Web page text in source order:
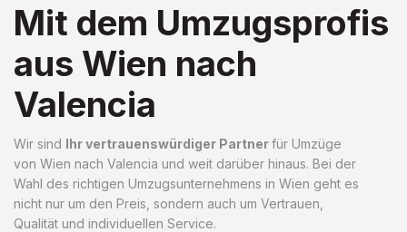
Mit dem Umzugsprofis
aus Wien nach
Valencia
Wir sind Ihr vertrauenswürdiger Partnerfür Umzüge
von Wien nach Valencia und weit darüber hinaus. Bei der
Wahl des richtigen Umzugsunternehmens in Wien geht es
nicht nur um den Preis, sondern auch um Vertrauen,
Qualität und individuellen Service.